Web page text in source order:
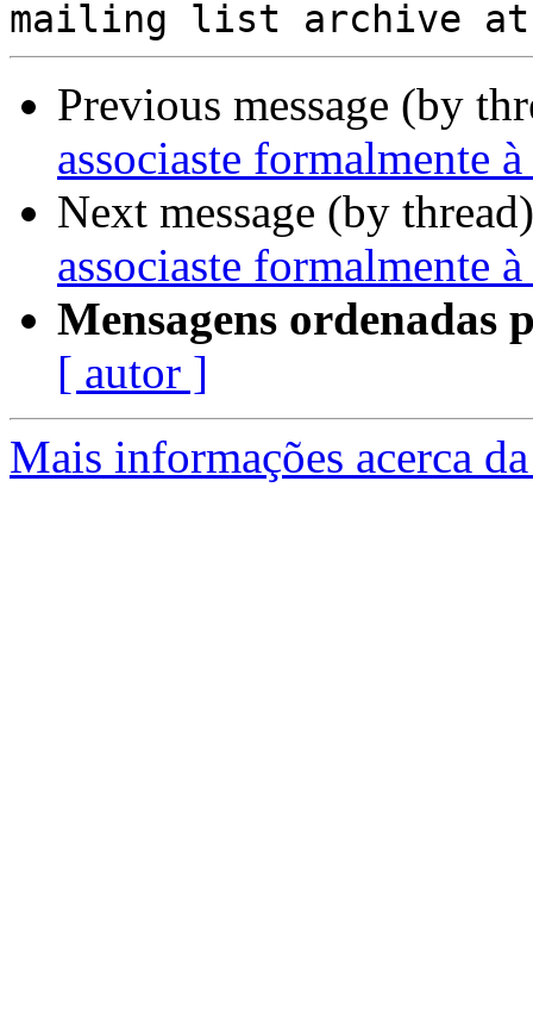
Previous message (by
associaste formalmente
Next message (by
associaste formalmente
Mensagens ordenadas
[ autor ]
Mais informações acerca